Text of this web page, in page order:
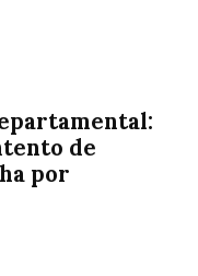
de
por